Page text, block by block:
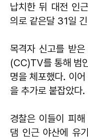
납치한 뒤 대전 인
의로 같은달 31일
목격자 신고를 받
(CC)TV를 통해 범
명을 체포했다. 이
을 추가로 붙잡았다.
경찰은 이들이 피
댐 인근 야산에 유